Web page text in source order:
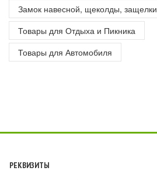
Замок навесной, щеколды, защелки
Товары для Отдыха и Пикника
Товары для Автомобиля
РЕКВИЗИТЫ